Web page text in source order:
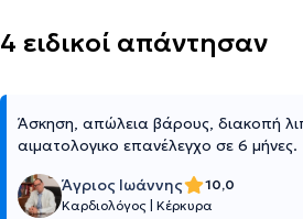
4 ειδικοί απάντησαν
Άσκηση, απώλεια βάρους, διακοπή
αιματολογικο επανέλεγχο σε 6 μήνες.
Άγριος Ιωάννης
10,0
Καρδιολόγος Κέρκυρα